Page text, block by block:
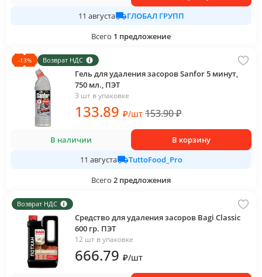
11 августа
ГЛОБАЛ ГРУПП
Всего 1 предложение
-13% Возврат НДС
Гель для удаления засоров Sanfor 5 минут,
750 мл., ПЭТ
3 шт в упаковке
133.89 ₽/шт 153.90₽
В наличии
В корзину
11 августа
TuttoFood_Pro
Всего 2 предложения
Возврат НДС
Средство для удаления засоров Bagi Classic
600 гр. ПЭТ
12 шт в упаковке
666.79 ₽/шт